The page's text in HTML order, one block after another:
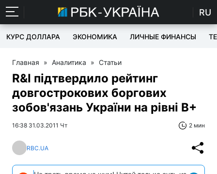
RU
КУРС ДОЛЛАРА ЭКОНОМИКА ЛИЧНЫЕ ФИНАНСЫ
Главная » Аналитика » Статьи
R&I підтвердило рейтинг
довгострокових боргових
зобов'язань України на рівні В+
16:38 31.03.2011 Чт 2 мин
RBC.UA